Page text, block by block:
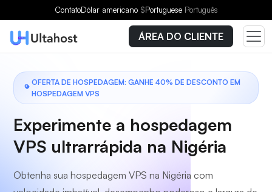
ContatoDólar americano $Portuguese Português
ÁREA DO CLIENTE
OFERTA DE HOSPEDAGEM: GANHE 40% DE DESCONTO EM
HOSPEDAGEM VPS
Experimente a hospedagem
VPS ultrarrápida na Nigéria
Obtenha sua hospedagem VPS na Nigéria com